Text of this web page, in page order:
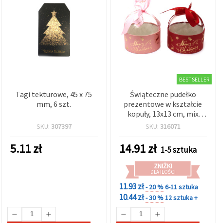
Tagi tekturowe, 45 x 75
mm, 6 szt.
SKU: 307397
5.11zł
BESTSELLER
Świąteczne pudełko
prezentowe w kształcie
kopuły, 13x13 cm, mix
kolorów
SKU: 316071
14.91zł 1-5 sztuka
ZNIŻKI
DLA ILOŚCI
11.93 zł- 20 %6-11 sztuka
10.44 zł- 30 %12 sztuka +